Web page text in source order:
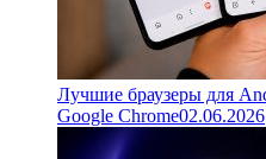
Лучшие браузеры для
Google Chrome02.06.2026